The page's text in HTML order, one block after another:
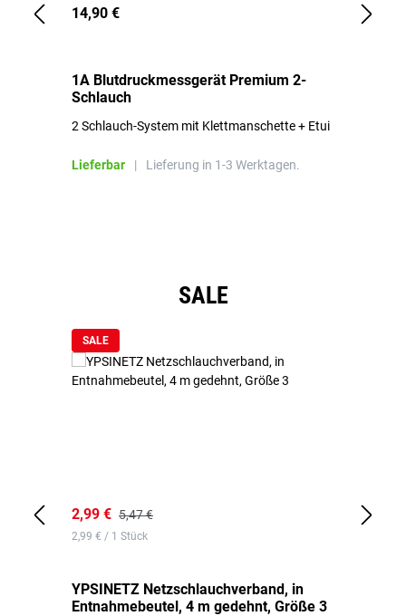
14,90 €
1A Blutdruckmessgerät Premium 2-
Schlauch
2 Schlauch-System mit Klettmanschette + Etui
Lieferbar | Lieferung in 1-3 Werktagen.
SALE
SALE
2,99 € 5,47 €
2,99 € / 1 Stück
YPSINETZ Netzschlauchverband, in
Entnahmebeutel, 4 m gedehnt, Größe 3